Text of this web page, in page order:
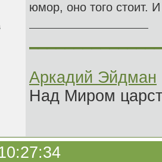
юмор, оно того
Аркадий Эйдман
Над Миром